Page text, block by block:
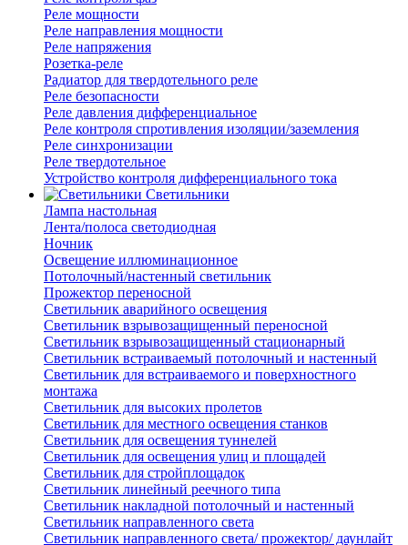
Реле мощности
Реле направления мощности
Реле напряжения
Розетка-реле
Радиатор для твердотельного реле
Реле безопасности
Реле давления дифференциальное
Реле контроля спротивления изоляции/заземления
Реле синхронизации
Реле твердотельное
Устройство контроля дифференциального тока
Светильники
Лампа настольная
Лента/полоса светодиодная
Ночник
Освещение иллюминационное
Потолочный/настенный светильник
Прожектор переносной
Светильник аварийного освещения
Светильник взрывозащищенный переносной
Светильник взрывозащищенный стационарный
Светильник встраиваемый потолочный и настенный
Светильник для встраиваемого и поверхностного
монтажа
Светильник для высоких пролетов
Светильник для местного освещения станков
Светильник для освещения туннелей
Светильник для освещения улиц и площадей
Светильник для стройплощадок
Светильник линейный реечного типа
Светильник накладной потолочный и настенный
Светильник направленного света
Светильник направленного света/ прожектор/ даунлайт